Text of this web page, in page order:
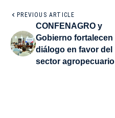
PREVIOUS ARTICLE
CONFENAGRO y
Gobierno fortalecen
diálogo en favor del
sector agropecuario